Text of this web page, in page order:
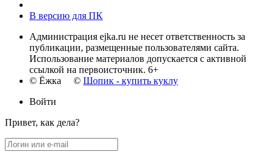
В версию для ПК
Администрация ejka.ru не несет ответственность за
публикации, размещенные пользователями сайта.
Использование материалов допускается с активной
ссылкой на первоисточник. 6+
© Ёжка © Шопик - купить куклу
Войти
Привет, как дела?